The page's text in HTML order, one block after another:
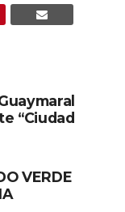
“Ciudad
VERDE